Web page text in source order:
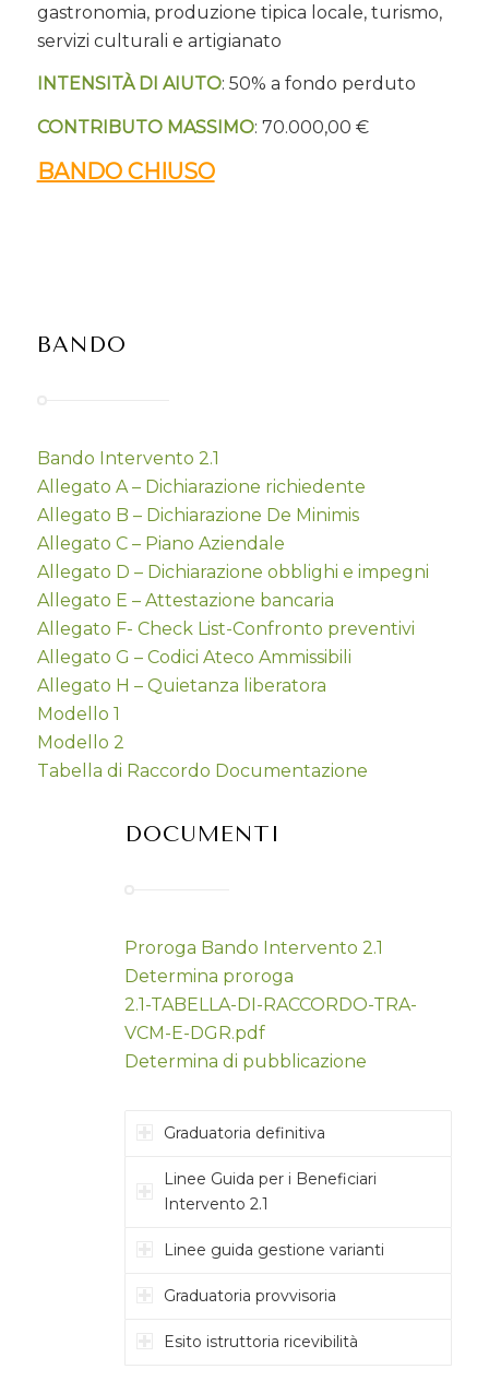
gastronomia, produzione tipica locale, turismo,
servizi culturali e artigianato
INTENSITÀ DI AIUTO: 50% a fondo perduto
CONTRIBUTO MASSIMO: 70.000,00 €
BANDO CHIUSO
BANDO
Bando Intervento 2.1
Allegato A – Dichiarazione richiedente
Allegato B – Dichiarazione De Minimis
Allegato C – Piano Aziendale
Allegato D – Dichiarazione obblighi e impegni
Allegato E – Attestazione bancaria
Allegato F- Check List-Confronto preventivi
Allegato G – Codici Ateco Ammissibili
Allegato H – Quietanza liberatora
Modello 1
Modello 2
Tabella di Raccordo Documentazione
DOCUMENTI
Proroga Bando Intervento 2.1
Determina proroga
2.1-TABELLA-DI-RACCORDO-TRA-
VCM-E-DGR.pdf
Determina di pubblicazione
Graduatoria definitiva
Linee Guida per i Beneficiari
Intervento 2.1
Linee guida gestione varianti
Graduatoria provvisoria
Esito istruttoria ricevibilità